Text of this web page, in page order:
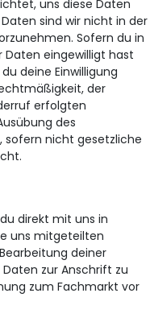
uns diese Daten
sind wir nicht in der
Sofern du in
Daten eingewilligt hast
deine Einwilligung
der
erfolgten
des
sofern nicht gesetzliche
direkt mit uns in
uns mitgeteilten
deiner
zur Anschrift zu
zum Fachmarkt vor